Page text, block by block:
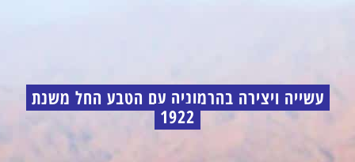
עשייה ויצירה בהרמוניה עם הטבע החל משנת
1922